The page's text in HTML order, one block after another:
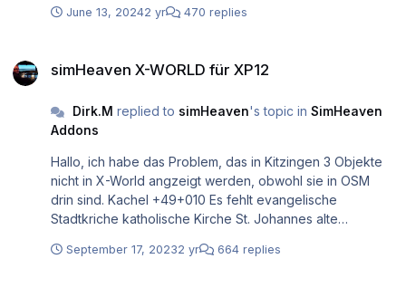
June 13, 20242 yr 470 replies
simHeaven X-WORLD für XP12
Dirk.M replied to simHeaven's topic in SimHeaven
Addons
Hallo, ich habe das Problem, das in Kitzingen 3 Objekte
nicht in X-World angzeigt werden, obwohl sie in OSM
drin sind. Kachel +49+010 Es fehlt evangelische
Stadtkriche katholische Kirche St. Johannes alte
Gesundheit rumschlagen, gute Besserung
September 17, 20232 yr 664 replies